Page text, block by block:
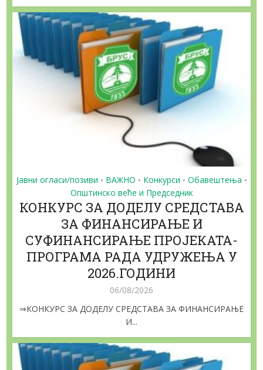
Јавни огласи/позиви • ВАЖНО • Конкурси • Обавештења •
Општинско веће и Председник
КОНКУРС ЗА ДОДЕЛУ СРЕДСТАВА
ЗА ФИНАНСИРАЊЕ И
СУФИНАНСИРАЊЕ ПРОЈЕКАТА-
ПРОГРАМА РАДА УДРУЖЕЊА У
2026.ГОДИНИ
06/08/2026
⇒КОНКУРС ЗА ДОДЕЛУ СРЕДСТАВА ЗА ФИНАНСИРАЊЕ
И...